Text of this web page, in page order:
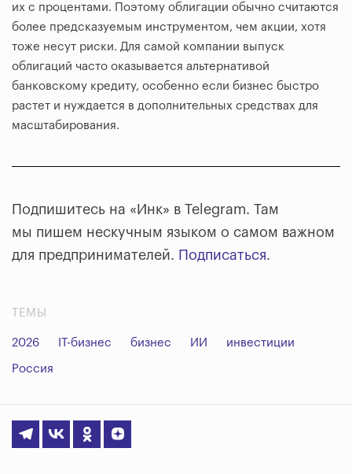
их с процентами. Поэтому облигации обычно считаются
более предсказуемым инструментом, чем акции, хотя
тоже несут риски. Для самой компании выпуск
облигаций часто оказывается альтернативой
банковскому кредиту, особенно если бизнес быстро
растет и нуждается в дополнительных средствах для
масштабирования.
Подпишитесь на «Инк» в Telegram. Там
мы пишем нескучным языком о самом важном
для предпринимателей. Подписаться.
ТЕМЫ
2026 IT-бизнес бизнес ИИ инвестиции
Россия